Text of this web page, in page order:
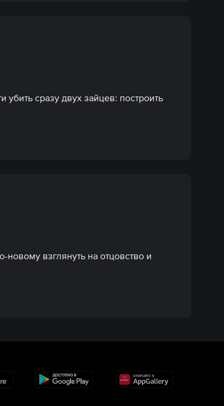
сразу двух зайцев: построить
взглянуть на отцовство и